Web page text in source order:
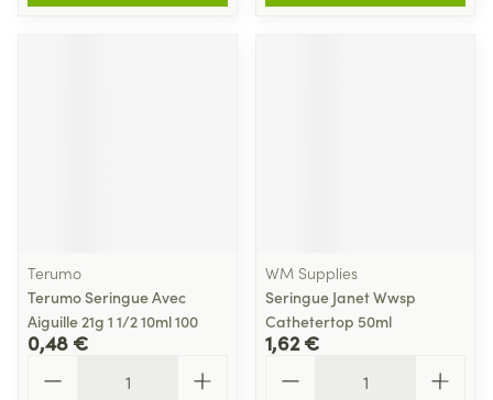
Terumo
Terumo Seringue Avec
Aiguille 21g 1 1/2 10ml 100
0,48 €
WM Supplies
Seringue Janet Wwsp
Cathetertop 50ml
1,62 €